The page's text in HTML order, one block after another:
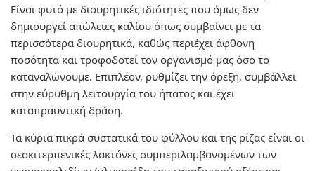
Είναι φυτό με διουρητικές ιδιότητες που όμως δεν
δημιουργεί απώλειες καλίου όπως συμβαίνει με τα
περισσότερα διουρητικά, καθώς περιέχει άφθονη
ποσότητα και τροφοδοτεί τον οργανισμό μας όσο το
καταναλώνουμε. Επιπλέον, ρυθμίζει την όρεξη, συμβάλλει
στην εύρυθμη λειτουργία του ήπατος και έχει
καταπραϋντική δράση.
Τα κύρια πικρά συστατικά του φύλλου και της ρίζας είναι οι
σεσκιτερπενικές λακτόνες συμπεριλαμβανομένων των